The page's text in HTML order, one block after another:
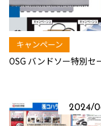
キャンペーン
OSG バンドソー特別セ
2024/